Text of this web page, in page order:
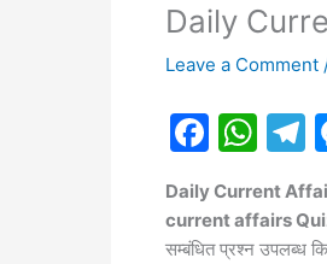
Daily
Leave a Comment
F
c
e
W
at
s
el
e
Daily Current
current affairs
सम्बंधित प्रश्न उपलब्ध